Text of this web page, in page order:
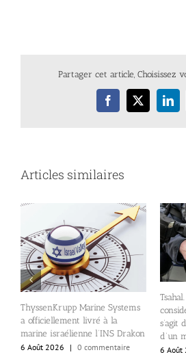
Partager cet article, Choisissez
Facebook
X
Articles similaires
ThyssenKrupp Marine Systems
a officiellement livré à la
marine israélienne l’INS Drakon
6 Août 2026
| 0 commentaire
s’agit
d’un
6 Août